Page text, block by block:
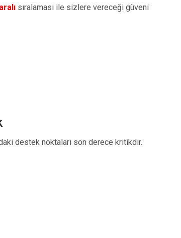
sıralaması ile sizlere vereceği güveni
destek noktaları son derece kritikdir.